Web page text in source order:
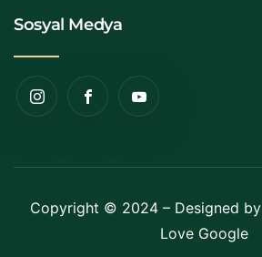
Sosyal Medya
Copyright © 2024 – Designed by
Love Google